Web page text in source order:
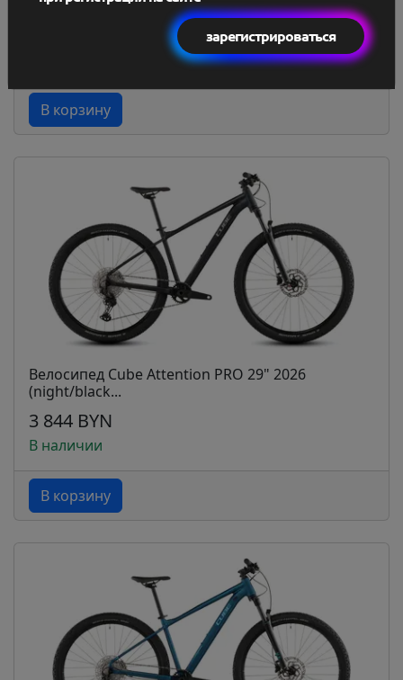
(night/black...
В корзину
Велосипед Cube Attention PRO 29" 2026
(night/black...
3 844 BYN
В наличии
В корзину
зарегистрироваться